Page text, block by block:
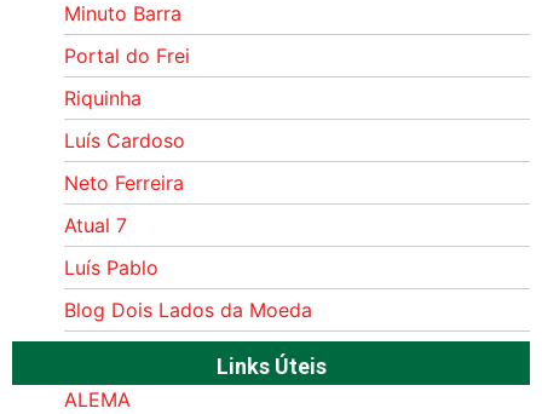
Minuto Barra
Portal do Frei
Riquinha
Luís Cardoso
Neto Ferreira
Atual 7
Luís Pablo
Blog Dois Lados da Moeda
Links Úteis
ALEMA